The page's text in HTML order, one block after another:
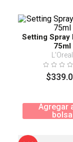
Setting Spray
75ml
L'Oreal
$339.
Agregar
bolsa